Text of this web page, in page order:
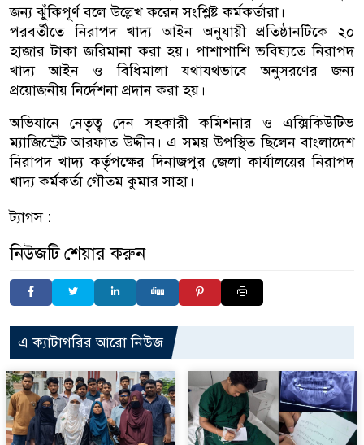
জন্য ঝুঁকিপূর্ণ বলে উল্লেখ করেন সংশ্লিষ্ট কর্মকর্তারা।
পরবর্তীতে নিরাপদ খাদ্য আইন অনুযায়ী প্রতিষ্ঠানটিকে ২০
হাজার টাকা জরিমানা করা হয়। পাশাপাশি ভবিষ্যতে নিরাপদ
খাদ্য আইন ও বিধিমালা যথাযথভাবে অনুসরণের জন্য
প্রয়োজনীয় নির্দেশনা প্রদান করা হয়।
অভিযানে নেতৃত্ব দেন সহকারী কমিশনার ও এক্সিকিউটিভ
ম্যাজিস্ট্রেট আরফাত উদ্দীন। এ সময় উপস্থিত ছিলেন বাংলাদেশ
নিরাপদ খাদ্য কর্তৃপক্ষের দিনাজপুর জেলা কার্যালয়ের নিরাপদ
খাদ্য কর্মকর্তা গৌতম কুমার সাহা।
ট্যাগস :
নিউজটি শেয়ার করুন
এ ক্যাটাগরির আরো নিউজ